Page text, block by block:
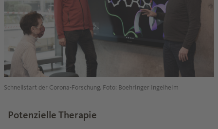
Schnellstart der Corona-Forschung. Foto: Boehringer Ingelheim
Potenzielle Therapie